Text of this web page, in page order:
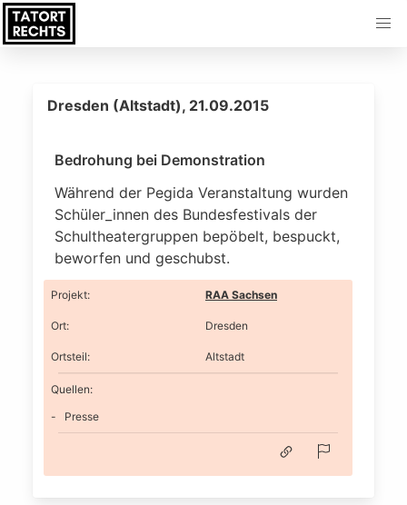
Dresden (Altstadt), 21.09.2015
Bedrohung bei Demonstration
Während der Pegida Veranstaltung wurden
Schüler_innen des Bundesfestivals der
Schultheatergruppen bepöbelt, bespuckt,
beworfen und geschubst.
Projekt: RAA Sachsen
Ort: Dresden
Ortsteil: Altstadt
Quellen:
Presse